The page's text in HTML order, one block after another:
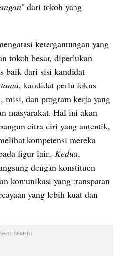
" dari tokoh yang
ketergantungan yang
tokoh besar, diperlukan
baik dari sisi kandidat
, kandidat perlu fokus
misi, dan program kerja yang
masyarakat. Hal ini akan
citra diri yang autentik,
kompetensi mereka
figur lain. Kedua,
dengan konstituen
komunikasi yang transparan
yang lebih kuat dan